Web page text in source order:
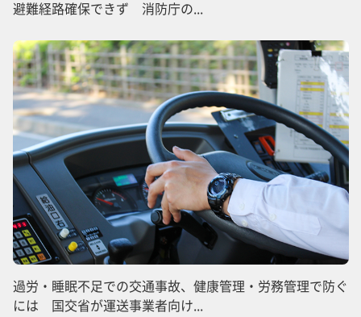
避難経路確保できず 消防庁の...
過労・睡眠不足での交通事故、健康管理・労務管理で防ぐ
には 国交省が運送事業者向け...